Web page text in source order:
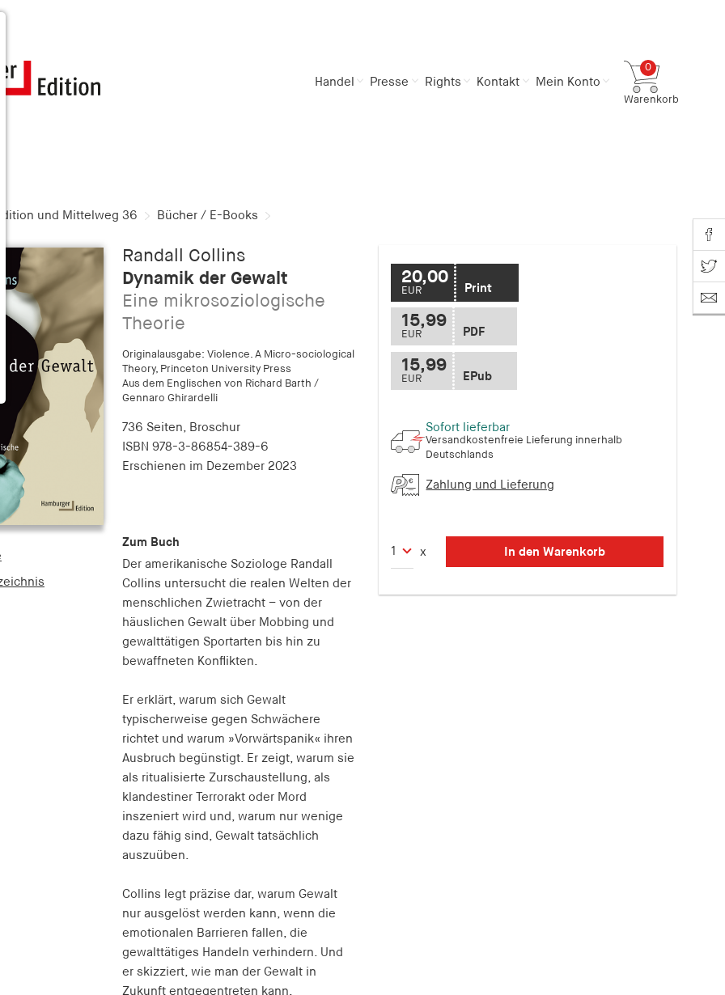
Handel Presse Rights Kontakt Mein Konto
0
Warenkorb
und Mittelweg 36 Bücher / E-Books
Randall Collins
Dynamik der Gewalt
Eine mikrosoziologische
Theorie
Originalausgabe: Violence. A Micro-sociological
Theory, Princeton University Press
Aus dem Englischen von Richard Barth /
Gennaro Ghirardelli
736 Seiten, Broschur
ISBN 978-3-86854-389-6
Erschienen im Dezember 2023
Zum Buch
Der amerikanische Soziologe Randall
Collins untersucht die realen Welten der
menschlichen Zwietracht – von der
häuslichen Gewalt über Mobbing und
gewalttätigen Sportarten bis hin zu
bewaffneten Konflikten.
Er erklärt, warum sich Gewalt
typischerweise gegen Schwächere
richtet und warum »Vorwärtspanik« ihren
Ausbruch begünstigt. Er zeigt, warum sie
als ritualisierte Zurschaustellung, als
klandestiner Terrorakt oder Mord
inszeniert wird und, warum nur wenige
dazu fähig sind, Gewalt tatsächlich
auszuüben.
Collins legt präzise dar, warum Gewalt
nur ausgelöst werden kann, wenn die
emotionalen Barrieren fallen, die
gewalttätiges Handeln verhindern. Und
er skizziert, wie man der Gewalt in
Zukunft entgegentreten kann.
20,00
EUR Print
15,99
EUR PDF
15,99
EUR EPub
Sofort lieferbar
Versandkostenfreie Lieferung innerhalb
Deutschlands
Zahlung und Lieferung
x In den Warenkorb
Share
Share on